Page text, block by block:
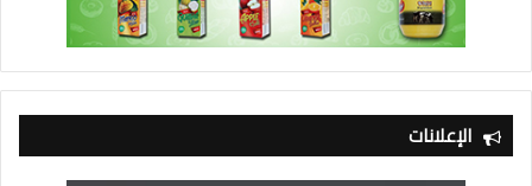
الإعلانات